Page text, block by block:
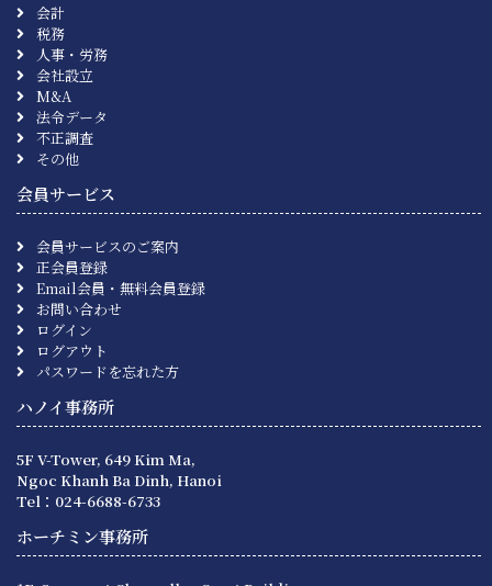
会計
税務
人事・労務
会社設立
M&A
法令データ
不正調査
その他
会員サービス
会員サービスのご案内
正会員登録
Email会員・無料会員登録
お問い合わせ
ログイン
ログアウト
パスワードを忘れた方
ハノイ事務所
5F V-Tower, 649 Kim Ma,
Ngoc Khanh Ba Dinh, Hanoi
Tel：024-6688-6733
ホーチミン事務所